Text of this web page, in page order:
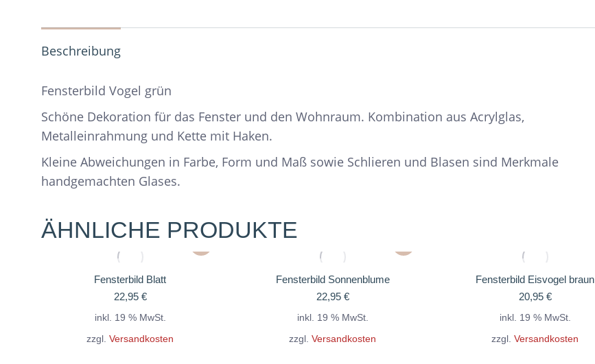
Beschreibung
Fensterbild Vogel grün
Schöne Dekoration für das Fenster und den Wohnraum. Kombination aus Acrylglas,
Metalleinrahmung und Kette mit Haken.
Kleine Abweichungen in Farbe, Form und Maß sowie Schlieren und Blasen sind Merkmale
handgemachten Glases.
ÄHNLICHE PRODUKTE
Fensterbild Blatt
22,95 €
inkl. 19 % MwSt.
zzgl. Versandkosten
Fensterbild Sonnenblume
22,95 €
inkl. 19 % MwSt.
zzgl. Versandkosten
Fensterbild Eisvogel braun
20,95 €
inkl. 19 % MwSt.
zzgl. Versandkosten